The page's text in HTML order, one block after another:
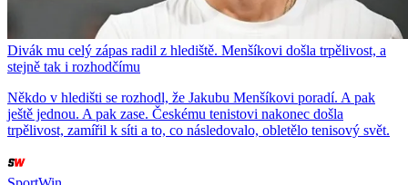
Divák mu celý zápas radil z hlediště. Menšíkovi došla trpělivost, a
stejně tak i rozhodčímu
Někdo v hledišti se rozhodl, že Jakubu Menšíkovi poradí. A pak
ještě jednou. A pak zase. Českému tenistovi nakonec došla
trpělivost, zamířil k síti a to, co následovalo, obletělo tenisový svět.